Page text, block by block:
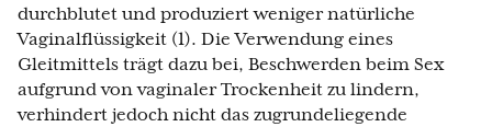
durchblutet und produziert weniger natürliche
Vaginalflüssigkeit (1). Die Verwendung eines
Gleitmittels trägt dazu bei, Beschwerden beim Sex
aufgrund von vaginaler Trockenheit zu lindern,
verhindert jedoch nicht das zugrundeliegende